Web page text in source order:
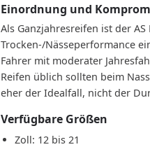
Einordnung und
Als Ganzjahresreifen ist der
Trocken-/Nässeperformance
Fahrer mit moderater
Reifen üblich sollten beim
eher der Idealfall, nicht der
Verfügbare Größen
Zoll: 12 bis 21